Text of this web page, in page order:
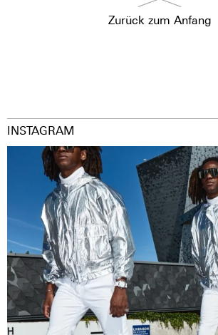
Zurück zum Anfang
INSTAGRAM
Happy Streetparade everybody
Music in...
36
2